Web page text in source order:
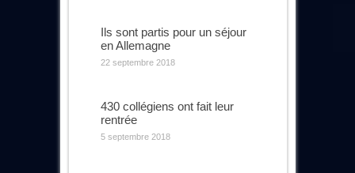
Ils sont partis pour un séjour
en Allemagne
22 septembre 2018
430 collégiens ont fait leur
rentrée
5 septembre 2018